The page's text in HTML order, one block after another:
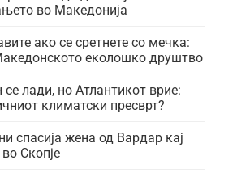
во Македонија
ако се сретнете со мечка:
еколошко друштво
лади, но Атлантикот врие:
климатски пресврт?
спасија жена од Вардар кај
Скопје